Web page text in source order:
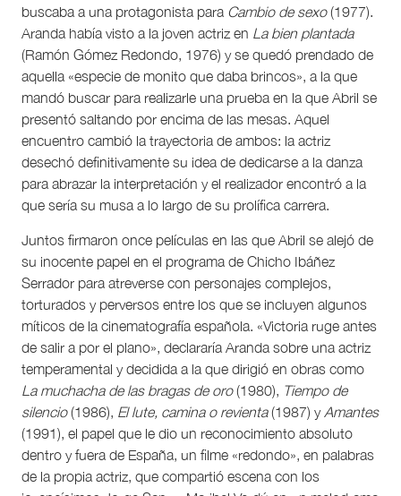
buscaba a una protagonista para Cambio de sexo(1977).
Aranda había visto a la joven actriz en La bien plantada
(Ramón Gómez Redondo, 1976) y se quedó prendado de
aquella «especie de monito que daba brincos», a la que
mandó buscar para realizarle una prueba en la que Abril se
presentó saltando por encima de las mesas. Aquel
encuentro cambió la trayectoria de ambos: la actriz
desechó definitivamente su idea de dedicarse a la danza
para abrazar la interpretación y el realizador encontró a la
que sería su musa a lo largo de su prolífica carrera.
Juntos firmaron once películas en las que Abril se alejó de
su inocente papel en el programa de Chicho Ibáñez
Serrador para atreverse con personajes complejos,
torturados y perversos entre los que se incluyen algunos
míticos de la cinematografía española. «Victoria ruge antes
de salir a por el plano», declararía Aranda sobre una actriz
temperamental y decidida a la que dirigió en obras como
La muchacha de las bragas de oro(1980),
Tiempo de
silencio(1986), El lute, camina o revienta(1987) y Amantes
(1991), el papel que le dio un reconocimiento absoluto
dentro y fuera de España, un filme «redondo», en palabras
de la propia actriz, que compartió escena con los